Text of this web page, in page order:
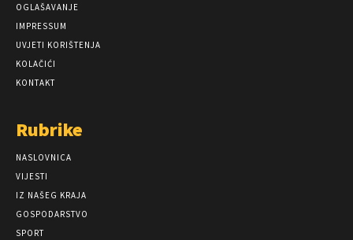
OGLAŠAVANJE
IMPRESSUM
UVJETI KORIŠTENJA
KOLAČIĆI
KONTAKT
Rubrike
NASLOVNICA
VIJESTI
IZ NAŠEG KRAJA
GOSPODARSTVO
SPORT